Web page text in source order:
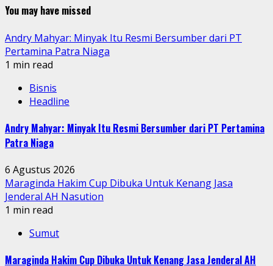
You may have missed
Andry Mahyar: Minyak Itu Resmi Bersumber dari PT
Pertamina Patra Niaga
1 min read
Bisnis
Headline
Andry Mahyar: Minyak Itu Resmi Bersumber dari PT Pertamina
Patra Niaga
6 Agustus 2026
Maraginda Hakim Cup Dibuka Untuk Kenang Jasa
Jenderal AH Nasution
1 min read
Sumut
Maraginda Hakim Cup Dibuka Untuk Kenang Jasa Jenderal AH